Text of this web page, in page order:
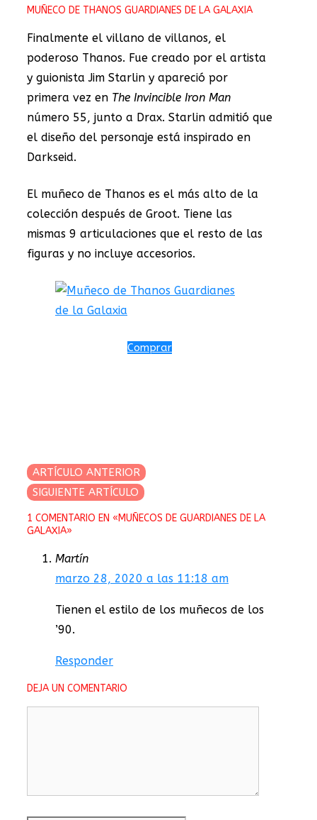
MUÑECO DE THANOS GUARDIANES DE LA GALAXIA
Finalmente el villano de villanos, el
poderoso Thanos. Fue creado por el artista
y guionista Jim Starlin y apareció por
primera vez en The Invincible Iron Man
número 55, junto a Drax. Starlin admitió que
el diseño del personaje está inspirado en
Darkseid.
El muñeco de Thanos es el más alto de la
colección después de Groot. Tiene las
mismas 9 articulaciones que el resto de las
figuras y no incluye accesorios.
Comprar
ARTÍCULO ANTERIOR
SIGUIENTE ARTÍCULO
1 COMENTARIO EN «MUÑECOS DE GUARDIANES DE LA
GALAXIA»
Martín
marzo 28, 2020 a las 11:18 am
Tienen el estilo de los muñecos de los
’90.
Responder
DEJA UN COMENTARIO